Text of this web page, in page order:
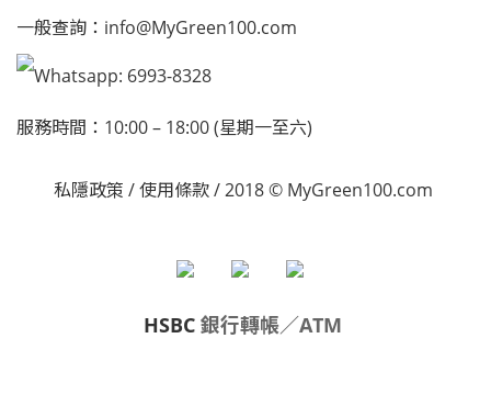
一般查詢： info@MyGreen100.com
Whatsapp: 6993-8328
服務時間：10:00 – 18:00 (星期一至六)
私隱政策 /使用條款/ 2018 © MyGreen100.com
HSBC 銀行轉帳／ATM